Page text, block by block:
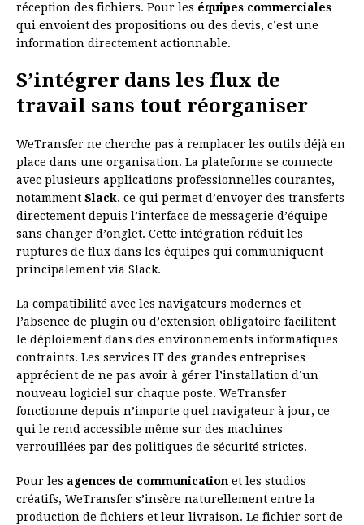
réception des fichiers. Pour les équipes commerciales
qui envoient des propositions ou des devis, c’est une
information directement actionnable.
S’intégrer dans les flux de
travail sans tout réorganiser
WeTransfer ne cherche pas à remplacer les outils déjà en
place dans une organisation. La plateforme se connecte
avec plusieurs applications professionnelles courantes,
notamment Slack, ce qui permet d’envoyer des transferts
directement depuis l’interface de messagerie d’équipe
sans changer d’onglet. Cette intégration réduit les
ruptures de flux dans les équipes qui communiquent
principalement via Slack.
La compatibilité avec les navigateurs modernes et
l’absence de plugin ou d’extension obligatoire facilitent
le déploiement dans des environnements informatiques
contraints. Les services IT des grandes entreprises
apprécient de ne pas avoir à gérer l’installation d’un
nouveau logiciel sur chaque poste. WeTransfer
fonctionne depuis n’importe quel navigateur à jour, ce
qui le rend accessible même sur des machines
verrouillées par des politiques de sécurité strictes.
Pour les agences de communication et les studios
créatifs, WeTransfer s’insère naturellement entre la
production de fichiers et leur livraison. Le fichier sort de